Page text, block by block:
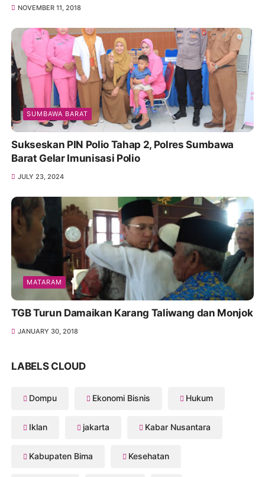
NOVEMBER 11, 2018
SUMBAWA BARAT
Sukseskan PIN Polio Tahap 2, Polres Sumbawa
Barat Gelar Imunisasi Polio
JULY 23, 2024
MATARAM
TGB Turun Damaikan Karang Taliwang dan Monjok
JANUARY 30, 2018
LABELS CLOUD
Dompu Ekonomi Bisnis Hukum
Iklan jakarta Kabar Nusantara
Kabupaten Bima Kesehatan